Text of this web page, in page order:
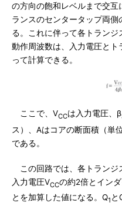
の方向の飽和レベルまで交互
ランスのセンタータップ両
る。これに伴って各トラン
動作周波数は、入力電圧とト
って計算できる。
ここで、VCCは入力電圧、β
ス）、Aはコアの断面積（単
である。
この回路では、各トランジ
入力電圧VCCの約2倍とイン
とを加算した値になる。Q1 と